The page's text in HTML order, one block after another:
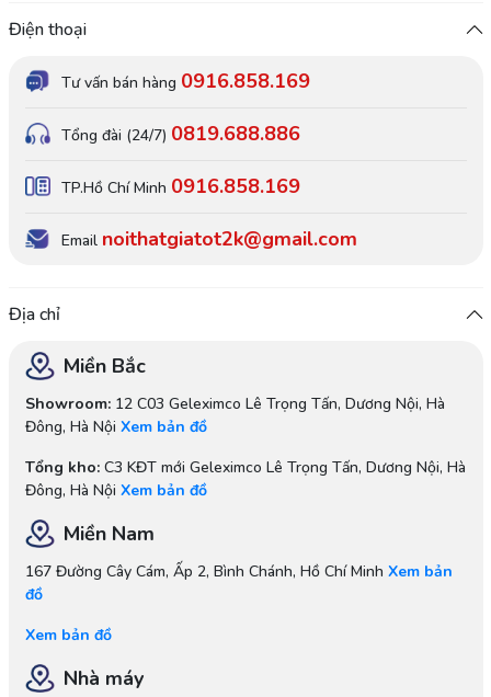
Điện thoại
Tư vấn bán hàng 0916.858.169
Tổng đài (24/7) 0819.688.886
TP.Hồ Chí Minh 0916.858.169
Email noithatgiatot2k@gmail.com
Địa chỉ
Miền Bắc
Showroom:12 C03 Geleximco Lê Trọng Tấn, Dương Nội, Hà
Đông, Hà Nội Xem bản đồ
Tổng kho:C3 KĐT mới Geleximco Lê Trọng Tấn, Dương Nội, Hà
Đông, Hà Nội Xem bản đồ
Miền Nam
167 Đường Cây Cám, Ấp 2, Bình Chánh, Hồ Chí Minh Xem bản
đồ
Xem bản đồ
Nhà máy